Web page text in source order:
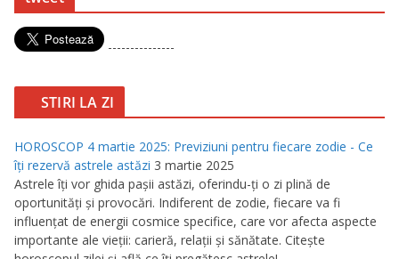
---------------
STIRI LA ZI
HOROSCOP 4 martie 2025: Previziuni pentru fiecare zodie - Ce
îţi rezervă astrele astăzi 3 martie 2025
Astrele îţi vor ghida paşii astăzi, oferindu-ţi o zi plină de
oportunităţi şi provocări. Indiferent de zodie, fiecare va fi
influenţat de energii cosmice specifice, care vor afecta aspecte
importante ale vieţii: carieră, relaţii şi sănătate. Citeşte